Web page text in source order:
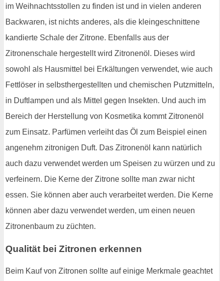
im Weihnachtsstollen zu finden ist und in vielen anderen
Backwaren, ist nichts anderes, als die kleingeschnittene
kandierte Schale der Zitrone. Ebenfalls aus der
Zitronenschale hergestellt wird Zitronenöl. Dieses wird
sowohl als Hausmittel bei Erkältungen verwendet, wie auch
Fettlöser in selbsthergestellten und chemischen Putzmitteln,
in Duftlampen und als Mittel gegen Insekten. Und auch im
Bereich der Herstellung von Kosmetika kommt Zitronenöl
zum Einsatz. Parfümen verleiht das Öl zum Beispiel einen
angenehm zitronigen Duft. Das Zitronenöl kann natürlich
auch dazu verwendet werden um Speisen zu würzen und zu
verfeinern. Die Kerne der Zitrone sollte man zwar nicht
essen. Sie können aber auch verarbeitet werden. Die Kerne
können aber dazu verwendet werden, um einen neuen
Zitronenbaum zu züchten.
Qualität bei Zitronen erkennen
Beim Kauf von Zitronen sollte auf einige Merkmale geachtet